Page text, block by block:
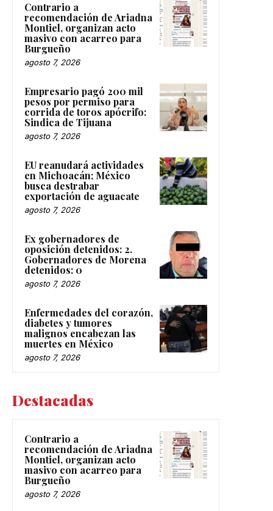
Contrario a
recomendación de Ariadna
Montiel, organizan acto
masivo con acarreo para
Burgueño
agosto 7, 2026
Empresario pagó 200 mil
pesos por permiso para
corrida de toros apócrifo:
Sindica de Tijuana
agosto 7, 2026
EU reanudará actividades
en Michoacán; México
busca destrabar
exportación de aguacate
agosto 7, 2026
Ex gobernadores de
oposición detenidos: 2.
Gobernadores de Morena
detenidos: 0
agosto 7, 2026
Enfermedades del corazón,
diabetes y tumores
malignos encabezan las
muertes en México
agosto 7, 2026
Destacadas
Contrario a
recomendación de Ariadna
Montiel, organizan acto
masivo con acarreo para
Burgueño
agosto 7, 2026